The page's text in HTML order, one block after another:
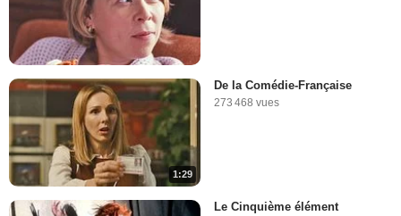
1:29
De la Comédie-Française
273 468 vues
Le Cinquième élément